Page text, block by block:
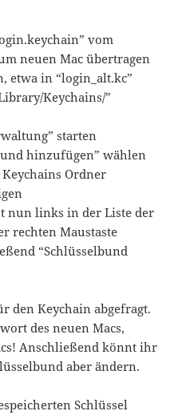
vom
neuen Mac übertragen
etwa in “login_alt.kc”
Keychains/”
starten
hinzufügen” wählen
Ordner
nun links in der Liste der
rechten Maustaste
“Schlüsselbund
den Keychain abgefragt.
des neuen Macs,
Anschließend könnt ihr
aber ändern.
Schlüssel